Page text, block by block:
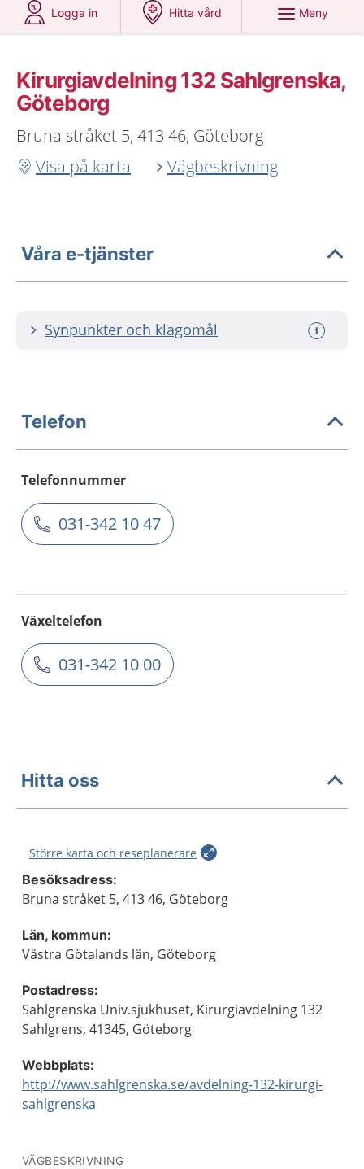
Logga in
Hitta vård
Meny
Kirurgiavdelning 132 Sahlgrenska,
Göteborg
Bruna stråket 5, 413 46, Göteborg
Visa på karta
Vägbeskrivning
Våra e-tjänster
Synpunkter och klagomål
Telefon
Telefonnummer
031-342 10 47
Växeltelefon
031-342 10 00
Hitta oss
Större karta och reseplanerare
Besöksadress:
Bruna stråket 5, 413 46, Göteborg
Län, kommun:
Västra Götalands län, Göteborg
Postadress:
Sahlgrenska Univ.sjukhuset, Kirurgiavdelning 132
Sahlgrens, 41345, Göteborg
Webbplats:
http://www.sahlgrenska.se/avdelning-132-kirurgi-
sahlgrenska
VÄGBESKRIVNING